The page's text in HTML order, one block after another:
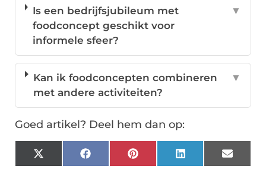
Is een bedrijfsjubileum met
foodconcept geschikt voor
informele sfeer?
▼
Kan ik foodconcepten combineren
met andere activiteiten?
▼
Goed artikel? Deel hem dan op:
X
(Twitter)
FacebookPinterestLinkedInEmail